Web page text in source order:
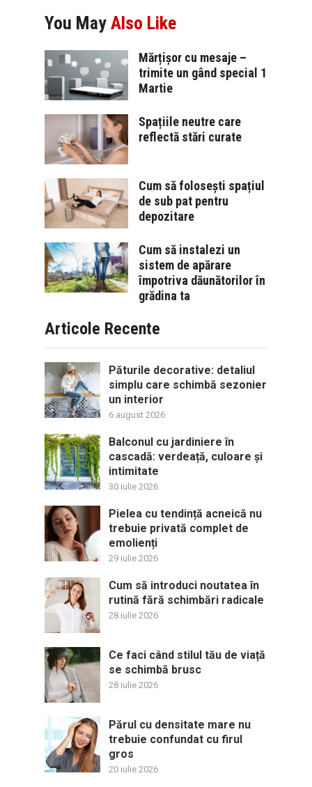
You May Also Like
Mărțișor cu mesaje –
trimite un gând special 1
Martie
Spațiile neutre care
reflectă stări curate
Cum să folosești spațiul
de sub pat pentru
depozitare
Cum să instalezi un
sistem de apărare
împotriva dăunătorilor în
grădina ta
Articole Recente
Păturile decorative: detaliul
simplu care schimbă sezonier
un interior
6 august 2026
Balconul cu jardiniere în
cascadă: verdeață, culoare și
intimitate
30 iulie 2026
Pielea cu tendință acneică nu
trebuie privată complet de
emolienți
29 iulie 2026
Cum să introduci noutatea în
rutină fără schimbări radicale
28 iulie 2026
Ce faci când stilul tău de viață
se schimbă brusc
28 iulie 2026
Părul cu densitate mare nu
trebuie confundat cu firul
gros
20 iulie 2026